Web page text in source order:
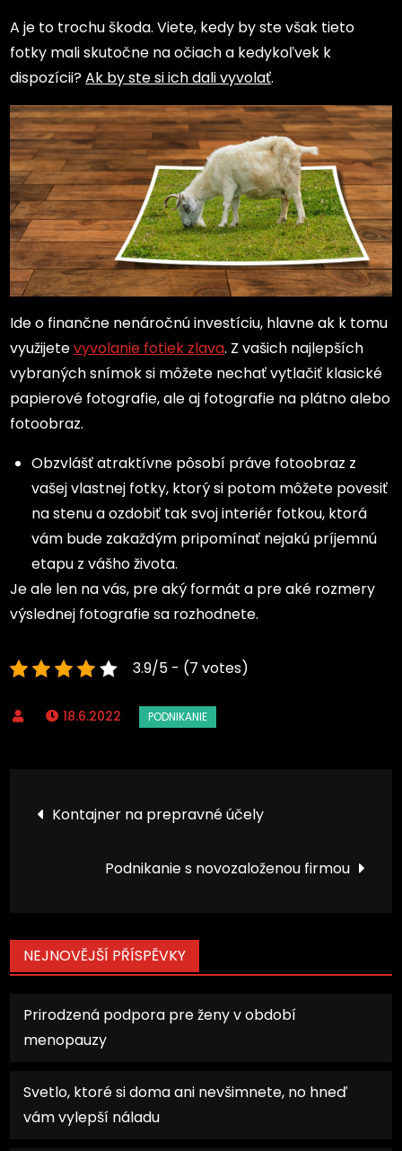
A je to trochu škoda. Viete, kedy by ste však tieto
fotky mali skutočne na očiach a kedykoľvek k
dispozícii?Ak by ste si ich dali vyvolať.
Ide o finančne nenáročnú investíciu, hlavne ak k tomu
využijetevyvolanie fotiek zlava. Z vašich najlepších
vybraných snímok si môžete nechať vytlačiť klasické
papierové fotografie, ale aj fotografie na plátno alebo
fotoobraz.
Obzvlášť atraktívne pôsobí práve fotoobraz z
vašej vlastnej fotky, ktorý si potom môžete povesiť
na stenu a ozdobiť tak svoj interiér fotkou, ktorá
vám bude zakaždým pripomínať nejakú príjemnú
etapu z vášho života.
Je ale len na vás, pre aký formát a pre aké rozmery
výslednej fotografie sa rozhodnete.
3.9/5 - (7 votes)
18.6.2022
Navigace
Kontajner na prepravné účely
Podnikanie s novozaloženou firmou
NEJNOVĚJŠÍ PŘÍSPĚVKY
Prirodzená podpora pre ženy v období
menopauzy
Svetlo, ktoré si doma ani nevšimnete, no hneď
vám vylepší náladu